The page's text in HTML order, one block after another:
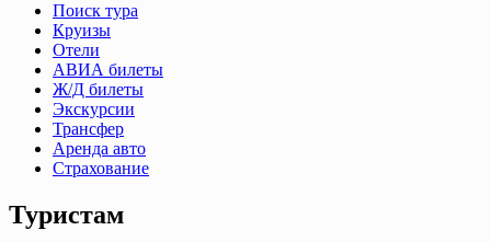
Поиск тура
Круизы
Отели
АВИА билеты
Ж/Д билеты
Экскурсии
Трансфер
Аренда авто
Страхование
Туристам